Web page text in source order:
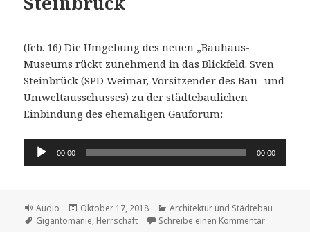
(feb. 16) Die Umgebung des neuen „Bauhaus-
Museums rückt zunehmend in das Blickfeld. Sven
Steinbrück (SPD Weimar, Vorsitzender des Bau- und
Umweltausschusses) zu der städtebaulichen
Einbindung des ehemaligen Gauforum:
Audio-
00:00 00:00
Format
Audio
Veröffentlicht
am
Oktober 17, 2018 Kategorien
Architektur und Städtebau
Schlagwörter
Gigantomanie, Herrschaft Schreibe einen Kommentarzu Das